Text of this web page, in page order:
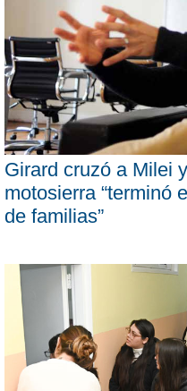
Girard cruzó a Milei
motosierra “terminó
de familias”